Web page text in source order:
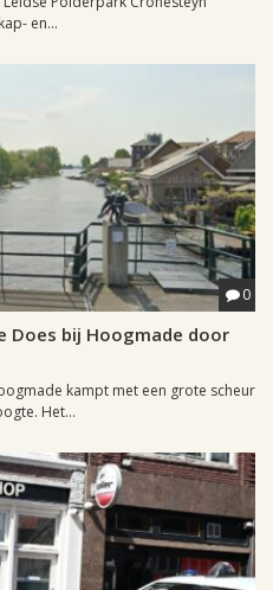
en...
0
Does bij Hoogmade door
kampt met een grote scheur
Het...